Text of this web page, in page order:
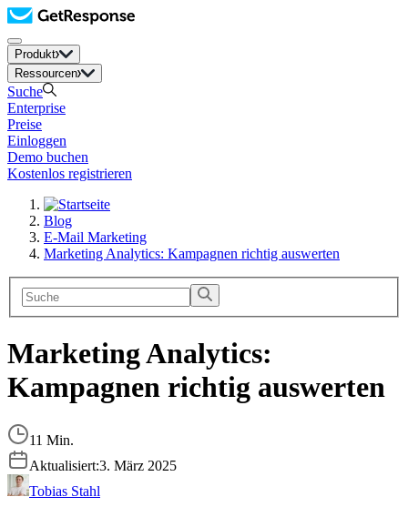
Produkt
Ressourcen
Suche
Enterprise
Preise
Einloggen
Demo buchen
Kostenlos registrieren
Blog
E-Mail Marketing
Marketing Analytics: Kampagnen richtig auswerten
Marketing Analytics:
Kampagnen richtig auswerten
11 Min.
Aktualisiert:3. März 2025
Tobias Stahl